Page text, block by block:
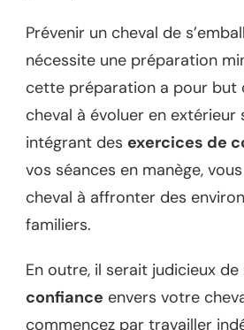
Prévenir un cheval de
nécessite une préparation
cette préparation a pour but
cheval à évoluer en extérieur
intégrant des exercices de
vos séances en manège,
cheval à affronter des
familiers.
En outre, il serait judicieux
confiance envers votre
commencez par travailler